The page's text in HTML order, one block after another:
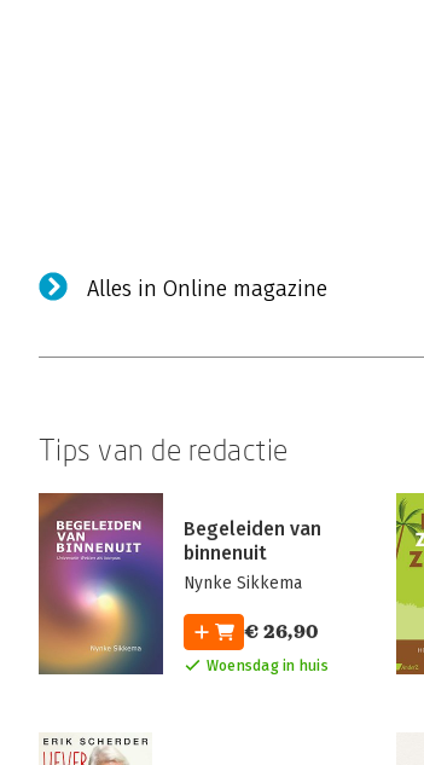
Alles in Online magazine
Tips van de redactie
Begeleiden van
binnenuit
Nynke Sikkema
€ 26,90
Woensdag in huis